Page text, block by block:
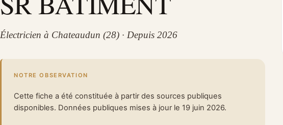
Électricien à Chateaudun (28) · Depuis 2026
NOTRE OBSERVATION
Cette fiche a été constituée à partir des sources publiques
disponibles. Données publiques mises à jour le 19 juin 2026.